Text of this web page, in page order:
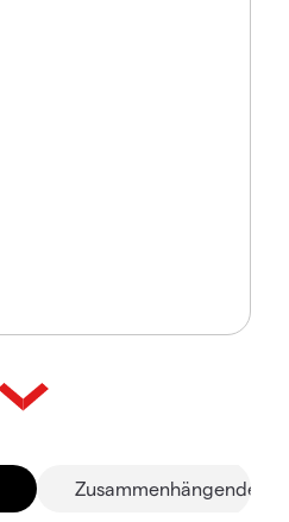
Zusammenhängende